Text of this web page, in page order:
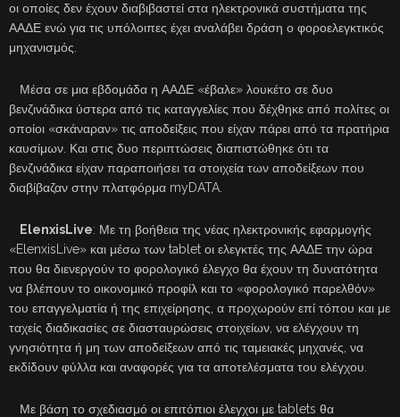
οι οποίες δεν έχουν διαβιβαστεί στα ηλεκτρονικά συστήματα της
ΑΑΔΕ ενώ για τις υπόλοιπες έχει αναλάβει δράση ο φοροελεγκτικός
μηχανισμός.
Μέσα σε μια εβδομάδα η ΑΑΔΕ «έβαλε» λουκέτο σε δυο
βενζινάδικα ύστερα από τις καταγγελίες που δέχθηκε από πολίτες οι
οποίοι «σκάναραν» τις αποδείξεις που είχαν πάρει από τα πρατήρια
καυσίμων. Και στις δυο περιπτώσεις διαπιστώθηκε ότι τα
βενζινάδικα είχαν παραποιήσει τα στοιχεία των αποδείξεων που
διαβίβαζαν στην πλατφόρμα myDATA.
ElenxisLive: Με τη βοήθεια της νέας ηλεκτρονικής εφαρμογής
«ElenxisLive» και μέσω των tablet οι ελεγκτές της ΑΑΔΕ την ώρα
που θα διενεργούν το φορολογικό έλεγχο θα έχουν τη δυνατότητα
να βλέπουν το οικονομικό προφίλ και το «φορολογικό παρελθόν»
του επαγγελματία ή της επιχείρησης, α προχωρούν επί τόπου και με
ταχείς διαδικασίες σε διασταυρώσεις στοιχείων, να ελέγχουν τη
γνησιότητα ή μη των αποδείξεων από τις ταμειακές μηχανές, να
εκδίδουν φύλλα και αναφορές για τα αποτελέσματα του ελέγχου.
Με βάση το σχεδιασμό οι επιτόπιοι έλεγχοι με tablets θα